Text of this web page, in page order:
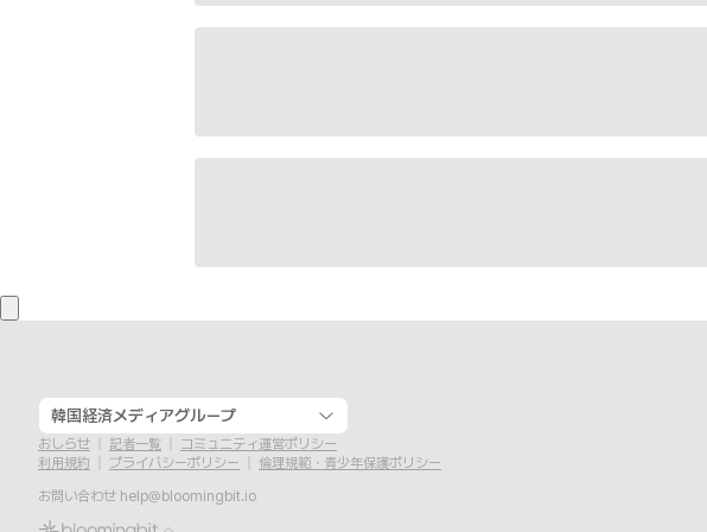
韓国経済メディアグループ
おしらせ 記者一覧
コミュニティ運営ポリシー
利用規約
プライバシーポリシー
倫理規範・青少年保護ポリシー
お問い合わせ help@bloomingbit.io